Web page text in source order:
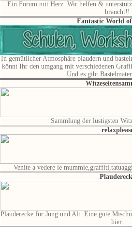
Ein Forum mit Herz. Wir helfen &
braucht!!
Fantastic World
In gemütlicher Atmosphäre plaudern und
könnt Ihr den umgang mit verschiedenen
Und es gibt
Sammlung der lustigsten
Venite a vedere le
Plauderecke für Jung und Alt. Eine gute
hier.